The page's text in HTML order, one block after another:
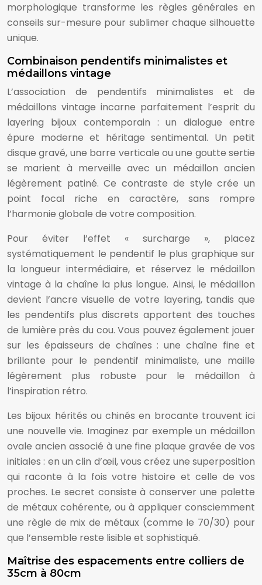
morphologique transforme les règles générales en
conseils sur-mesure pour sublimer chaque silhouette
unique.
Combinaison pendentifs minimalistes et
médaillons vintage
L’association de pendentifs minimalistes et de
médaillons vintage incarne parfaitement l’esprit du
layering bijoux contemporain : un dialogue entre
épure moderne et héritage sentimental. Un petit
disque gravé, une barre verticale ou une goutte sertie
se marient à merveille avec un médaillon ancien
légèrement patiné. Ce contraste de style crée un
point focal riche en caractère, sans rompre
l’harmonie globale de votre composition.
Pour éviter l’effet « surcharge », placez
systématiquement le pendentif le plus graphique sur
la longueur intermédiaire, et réservez le médaillon
vintage à la chaîne la plus longue. Ainsi, le médaillon
devient l’ancre visuelle de votre layering, tandis que
les pendentifs plus discrets apportent des touches
de lumière près du cou. Vous pouvez également jouer
sur les épaisseurs de chaînes : une chaîne fine et
brillante pour le pendentif minimaliste, une maille
légèrement plus robuste pour le médaillon à
l’inspiration rétro.
Les bijoux hérités ou chinés en brocante trouvent ici
une nouvelle vie. Imaginez par exemple un médaillon
ovale ancien associé à une fine plaque gravée de vos
initiales : en un clin d’œil, vous créez une superposition
qui raconte à la fois votre histoire et celle de vos
proches. Le secret consiste à conserver une palette
de métaux cohérente, ou à appliquer consciemment
une règle de mix de métaux (comme le 70/30) pour
que l’ensemble reste lisible et sophistiqué.
Maîtrise des espacements entre colliers de
35cm à 80cm